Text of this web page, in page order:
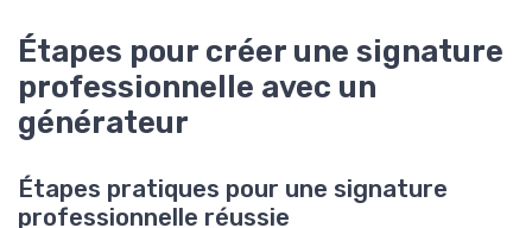
Étapes pour créer une signature
professionnelle avec un
générateur
Étapes pratiques pour une signature
professionnelle réussie